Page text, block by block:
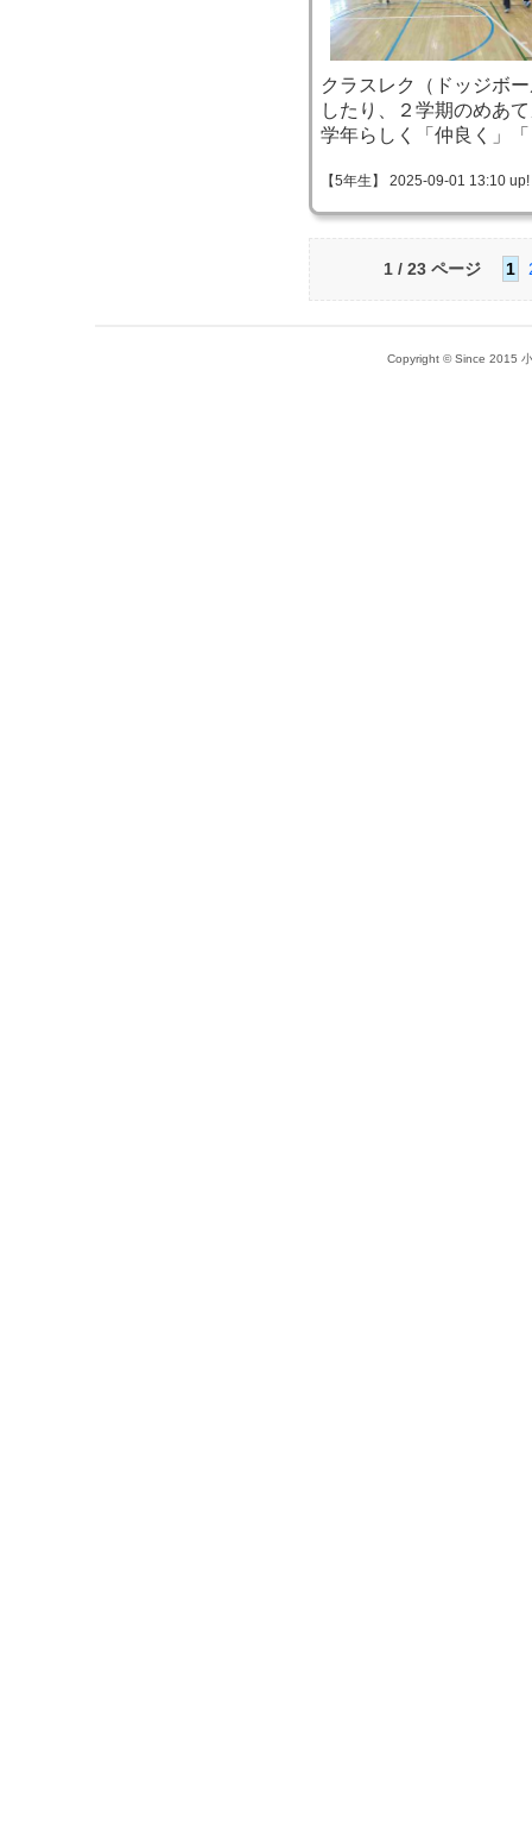
クラスレク（ドッジボ
したり、２学期のめあ
学年らしく「仲良く」
【5年生】 2025-09-01 13:10 up!
1 / 23 ページ 1
Copyright © Since 2015